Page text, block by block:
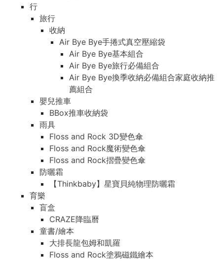
行
旅行
收納
Air Bye Bye手捲式真空壓縮袋
Air Bye Bye基本組合
Air Bye Bye旅行必備組合
Air Bye Bye換季收納必備組合家庭收納推
薦組合
嬰兒推車
BBox推車收納袋
雨具
Floss and Rock 3D變色傘
Floss and Rock魔術變色傘
Floss and Rock摺疊變色傘
防曬霜
【Thinkbaby】星寶貝純物理防曬霜
育樂
盲盒
CRAZE降臨曆
童書/繪本
大排長龍包姆和凱羅
Floss and Rock塗鴉磁鐵繪本